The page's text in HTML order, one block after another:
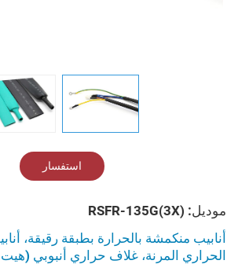
استفسار
موديل: RSFR-135G(3X)
أنابيب منكمشة بالحرارة بطبقة رقيقة،
الحراري المرنة، غلاف حراري أنبوبي